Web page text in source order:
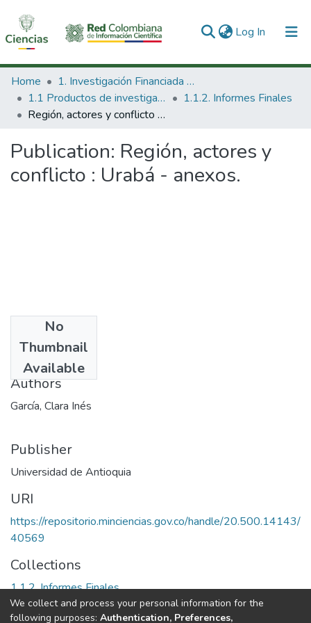
Log In (current)
Communities & Collections
All of DSpace
Home
1. Investigación Financiada con Recursos Públicos
1.1 Productos de investigación
1.1.2. Informes Finales
Región, actores y conflicto : Urabá - anexos.
Publication: Región, actores y
conflicto : Urabá - anexos.
No
Thumbnail
Available
1994
Authors
García, Clara Inés
Publisher
Universidad de Antioquia
URI
https://repositorio.minciencias.gov.co/handle/20.500.14143/
40569
Collections
1.1.2. Informes Finales
Full item page
We collect and process your personal information for the
following purposes: Authentication, Preferences,